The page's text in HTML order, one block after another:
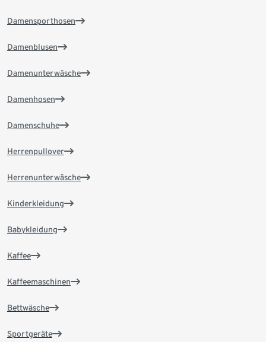
Damensporthosen
Damenblusen
Damenunterwäsche
Damenhosen
Damenschuhe
Herrenpullover
Herrenunterwäsche
Kinderkleidung
Babykleidung
Kaffee
Kaffeemaschinen
Bettwäsche
Sportgeräte